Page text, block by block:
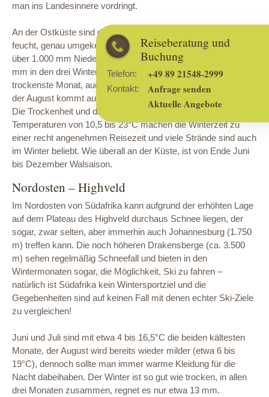
Reiseberatung und
Buchung
Telefon: +49 89 21548-2999
Kontakt:
Anfrage senden
Aktuelle Angebote
man ins Landesinnere vordringt.
An der Ostküste sind die Winter trocken und die Sommer
feucht, genau umgekehrt wie an der West- und Südküste. Von
über 1.000 mm Niederschlag jährlich fallen lediglich etwa 130
mm in den drei Wintermonaten. Der Juni 28 mm der
trockenste Monat, auch im Juli fallen nur etwa 40 mm, lediglich
der August kommt auf über 60 mm.
Die Trockenheit und das erstaunlich milde Klima mit
Temperaturen von 10,5 bis 23°C machen die Winterzeit zu
einer recht angenehmen Reisezeit und viele Strände sind auch
im Winter beliebt. Wie überall an der Küste, ist von Ende Juni
bis Dezember Walsaison.
Nordosten – Highveld
Im Nordosten von Südafrika kann aufgrund der erhöhten Lage
auf dem Plateau des Highveld durchaus Schnee liegen, der
sogar, zwar selten, aber immerhin auch Johannesburg (1.750
m) treffen kann. Die noch höheren Drakensberge (ca. 3.500
m) sehen regelmäßig Schneefall und bieten in den
Wintermonaten sogar, die Möglichkeit, Ski zu fahren –
natürlich ist Südafrika kein Wintersportziel und die
Gegebenheiten sind auf keinen Fall mit denen echter Ski-Ziele
zu vergleichen!
Juni und Juli sind mit etwa 4 bis 16,5°C die beiden kältesten
Monate, der August wird bereits wieder milder (etwa 6 bis
19°C), dennoch sollte man immer warme Kleidung für die
Nacht dabeihaben. Der Winter ist so gut wie trocken, in allen
drei Monaten zusammen, regnet es nur etwa 13 mm.